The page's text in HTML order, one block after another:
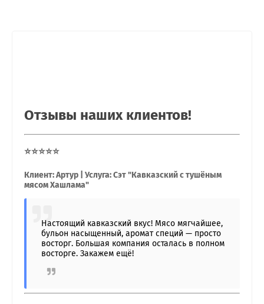
Отзывы наших клиентов!
⭐⭐⭐⭐⭐
Клиент: Артур | Услуга: Сэт "Кавказский с тушёным
мясом Хашлама"
Настоящий кавказский вкус! Мясо мягчайшее,
бульон насыщенный, аромат специй — просто
восторг. Большая компания осталась в полном
восторге. Закажем ещё!